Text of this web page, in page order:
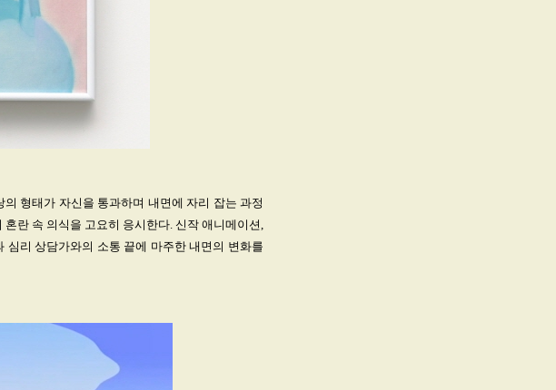
형태가 자신을 통과하며 내면에 자리 잡는 과정
란 속 의식을 고요히 응시한다. 신작 애니메이션,
리 상담가와의 소통 끝에 마주한 내면의 변화를